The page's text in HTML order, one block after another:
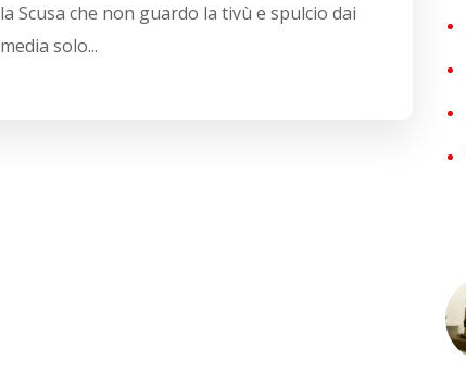
la Scusa che non guardo la tivù e spulcio dai
media solo...